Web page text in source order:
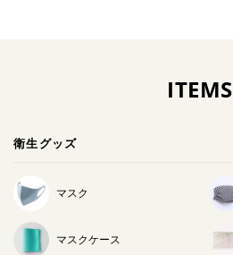
ITEMS
衛生グッズ
マスク
マスクケース